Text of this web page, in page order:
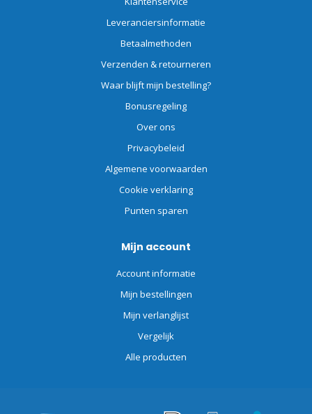
Leveranciersinformatie
Betaalmethoden
Verzenden & retourneren
Waar blijft mijn bestelling?
Bonusregeling
Over ons
Privacybeleid
Algemene voorwaarden
Cookie verklaring
Punten sparen
Mijn account
Account informatie
Mijn bestellingen
Mijn verlanglijst
Vergelijk
Alle producten